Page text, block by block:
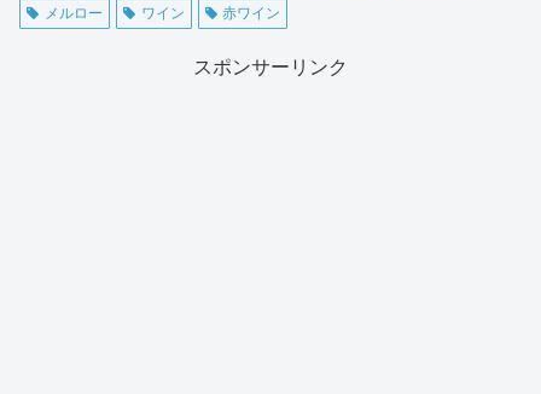
メルロー
ワイン 赤ワイン
スポンサーリンク